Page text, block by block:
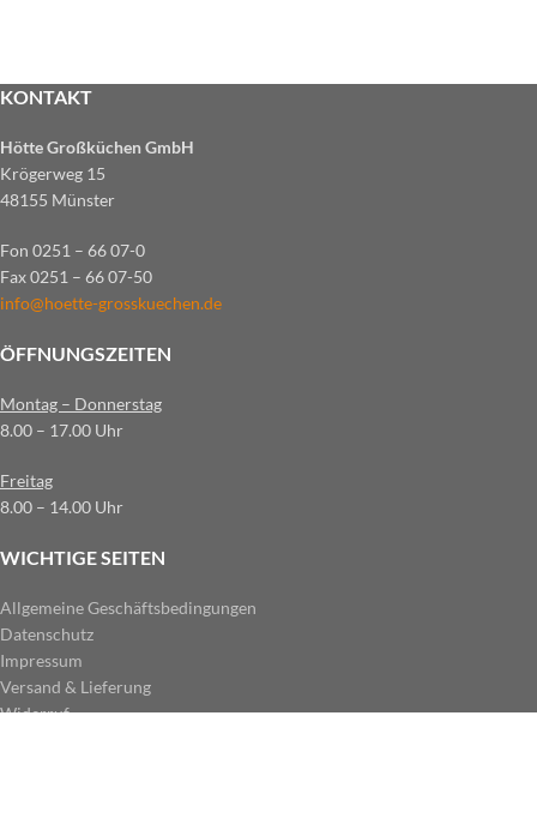
KONTAKT
Hötte Großküchen GmbH
Krögerweg 15
48155 Münster
Fon 0251 – 66 07-0
Fax 0251 – 66 07-50
info@hoette-grosskuechen.de
ÖFFNUNGSZEITEN
Montag – Donnerstag
8.00 – 17.00 Uhr
Freitag
8.00 – 14.00 Uhr
WICHTIGE SEITEN
Allgemeine Geschäftsbedingungen
Datenschutz
Impressum
Versand & Lieferung
Widerruf